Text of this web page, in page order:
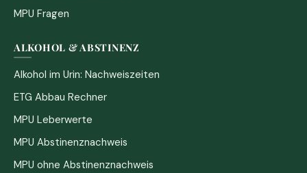
MPU Fragen
ALKOHOL & ABSTINENZ
Alkohol im Urin: Nachweiszeiten
ETG Abbau Rechner
MPU Leberwerte
MPU Abstinenznachweis
MPU ohne Abstinenznachweis